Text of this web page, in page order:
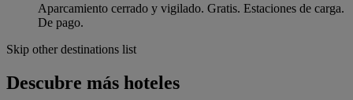
Aparcamiento cerrado y vigilado. Gratis. Estaciones de carga.
De pago.
Skip other destinations list
Descubre más hoteles